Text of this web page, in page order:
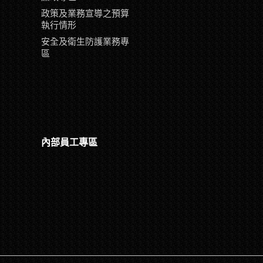
政策及業務宣導之預算
執行情形
安全及衛生防護業務專
區
內部員工專區